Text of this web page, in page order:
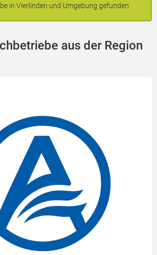
in Vierlinden und Umgebung gefunden
aus der Region